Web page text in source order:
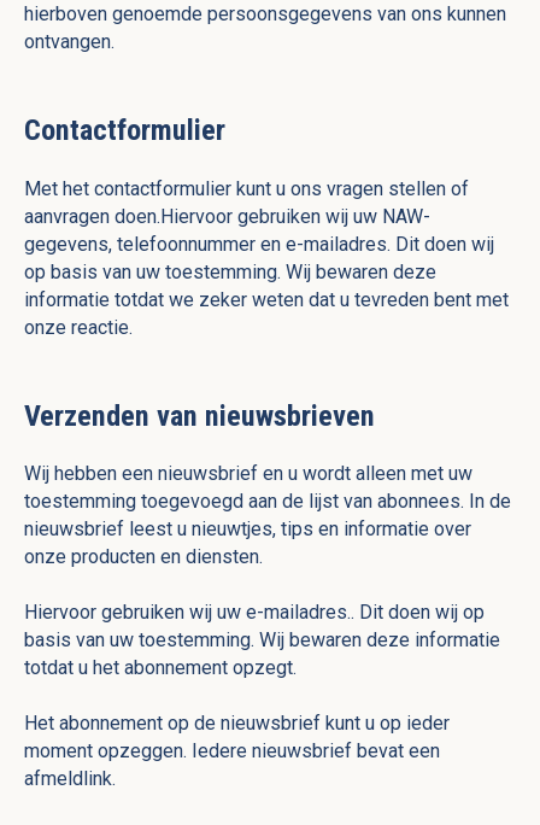
hierboven genoemde persoonsgegevens van ons kunnen
ontvangen.
Contactformulier
Met het contactformulier kunt u ons vragen stellen of
aanvragen doen.Hiervoor gebruiken wij uw NAW-
gegevens, telefoonnummer en e-mailadres. Dit doen wij
op basis van uw toestemming. Wij bewaren deze
informatie totdat we zeker weten dat u tevreden bent met
onze reactie.
Verzenden van nieuwsbrieven
Wij hebben een nieuwsbrief en u wordt alleen met uw
toestemming toegevoegd aan de lijst van abonnees. In de
nieuwsbrief leest u nieuwtjes, tips en informatie over
onze producten en diensten.
Hiervoor gebruiken wij uw e-mailadres.. Dit doen wij op
basis van uw toestemming. Wij bewaren deze informatie
totdat u het abonnement opzegt.
Het abonnement op de nieuwsbrief kunt u op ieder
moment opzeggen. Iedere nieuwsbrief bevat een
afmeldlink.